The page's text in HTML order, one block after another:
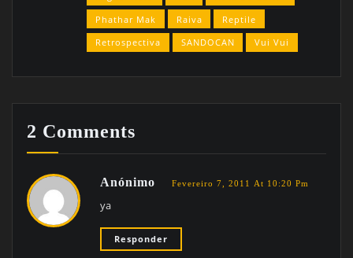
Phathar Mak
Raiva
Reptile
Retrospectiva
SANDOCAN Vui Vui
2 Comments
Anónimo Fevereiro 7, 2011 At 10:20 Pm
ya
Responder